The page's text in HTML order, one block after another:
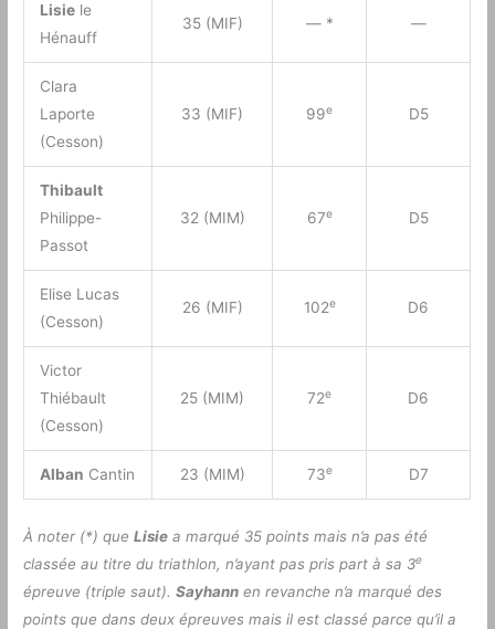
Lisiele
Hénauff
35 (MIF) — * —
Clara
Laporte
(Cesson)
33 (MIF) 99e D5
Thibault
Philippe-
Passot
32 (MIM) 67e D5
Elise Lucas
(Cesson)
26 (MIF) 102e D6
Victor
Thiébault
(Cesson)
25 (MIM) 72e D6
Alban Cantin 23 (MIM) 73e D7
À noter (*) queLisie a marqué 35 points mais n’a pas été
classée au titre du triathlon, n’ayant pas pris part à sa 3e
épreuve (triple saut).Sayhann en revanche n’a marqué des
points que dans deux épreuves mais il est classé parce qu’il a